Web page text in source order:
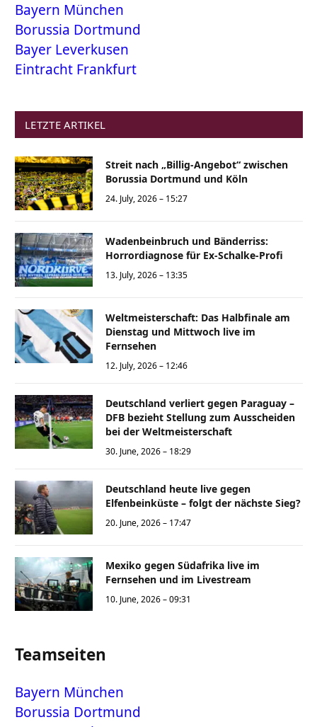
Bayern München
Borussia Dortmund
Bayer Leverkusen
Eintracht Frankfurt
LETZTE ARTIKEL
Streit nach „Billig-Angebot“ zwischen
Borussia Dortmund und Köln
24. July, 2026 – 15:27
Wadenbeinbruch und Bänderriss:
Horrordiagnose für Ex-Schalke-Profi
13. July, 2026 – 13:35
Weltmeisterschaft: Das Halbfinale am
Dienstag und Mittwoch live im
Fernsehen
12. July, 2026 – 12:46
Deutschland verliert gegen Paraguay –
DFB bezieht Stellung zum Ausscheiden
bei der Weltmeisterschaft
30. June, 2026 – 18:29
Deutschland heute live gegen
Elfenbeinküste – folgt der nächste Sieg?
20. June, 2026 – 17:47
Mexiko gegen Südafrika live im
Fernsehen und im Livestream
10. June, 2026 – 09:31
Teamseiten
Bayern München
Borussia Dortmund